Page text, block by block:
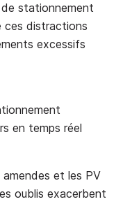
stationnement
ces distractions
excessifs
en temps réel
et les PV
oublis exacerbent